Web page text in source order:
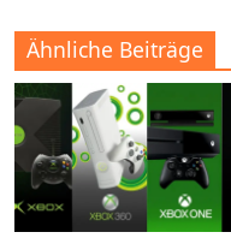
Ähnliche Beiträge